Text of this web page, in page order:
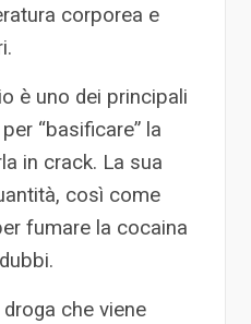
corporea e
è uno dei principali
“basificare” la
in crack. La sua
così come
fumare la cocaina
che viene